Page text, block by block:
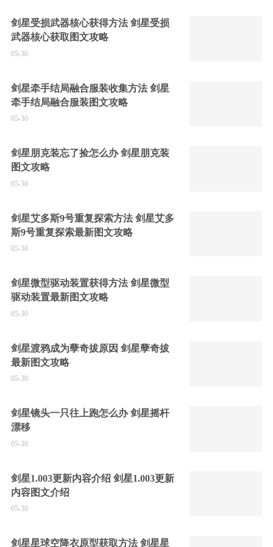
剑星受损武器核心获得方法 剑星受损
武器核心获取图文攻略
05-30
剑星牵手结局融合服装收集方法 剑星
牵手结局融合服装图文攻略
05-30
剑星朋克装忘了捡怎么办 剑星朋克装
图文攻略
05-30
剑星艾多斯9号重复探索方法 剑星艾多
斯9号重复探索最新图文攻略
05-30
剑星微型驱动装置获得方法 剑星微型
驱动装置最新图文攻略
05-30
剑星渡鸦成为孽奇拔原因 剑星孽奇拔
最新图文攻略
05-30
剑星镜头一只往上跑怎么办 剑星摇杆
漂移
05-30
剑星1.003更新内容介绍 剑星1.003更新
内容图文介绍
05-30
剑星星球空降衣原型获取方法 剑星星